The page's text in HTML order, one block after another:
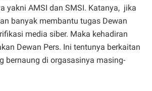
yakni AMSI dan SMSI. Katanya, jika
banyak membantu tugas Dewan
media siber. Maka kehadiran
Dewan Pers. Ini tentunya berkaitan
bernaung di orgasasinya masing-